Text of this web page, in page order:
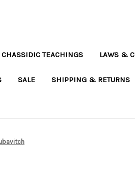
CHASSIDIC TEACHINGS LAWS &
SALE SHIPPING & RETURNS